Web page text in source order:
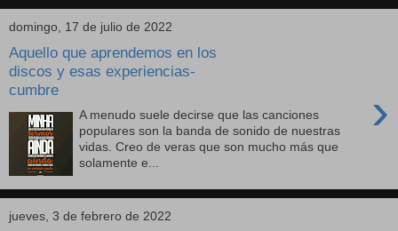
domingo, 17 de julio de 2022
Aquello que aprendemos en los
discos y esas experiencias-
cumbre
›
A menudo suele decirse que las canciones
populares son la banda de sonido de nuestras
vidas. Creo de veras que son mucho más que
solamente e...
jueves, 3 de febrero de 2022